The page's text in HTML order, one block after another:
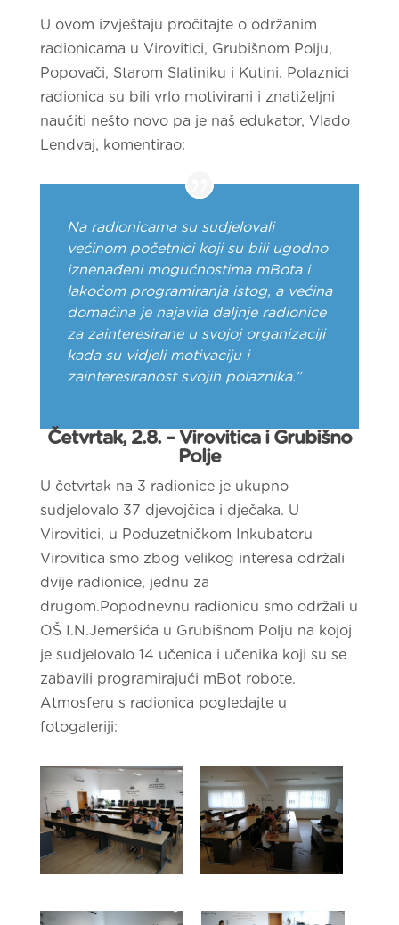
U ovom izvještaju pročitajte o održanim
radionicama u Virovitici, Grubišnom Polju,
Popovači, Starom Slatiniku i Kutini. Polaznici
radionica su bili vrlo motivirani i znatiželjni
naučiti nešto novo pa je naš edukator, Vlado
Lendvaj, komentirao:
Na radionicama su sudjelovali
većinom početnici koji su bili ugodno
iznenađeni mogućnostima mBota i
lakoćom programiranja istog, a većina
domaćina je najavila daljnje radionice
za zainteresirane u svojoj organizaciji
kada su vidjeli motivaciju i
zainteresiranost svojih polaznika.”
Četvrtak, 2.8. – Virovitica i Grubišno
Polje
U četvrtak na 3 radionice je ukupno
sudjelovalo 37 djevojčica i dječaka. U
Virovitici, u Poduzetničkom Inkubatoru
Virovitica smo zbog velikog interesa održali
dvije radionice, jednu za
drugom.Popodnevnu radionicu smo održali u
OŠ I.N.Jemeršića u Grubišnom Polju na kojoj
je sudjelovalo 14 učenica i učenika koji su se
zabavili programirajući mBot robote.
Atmosferu s radionica pogledajte u
fotogaleriji: